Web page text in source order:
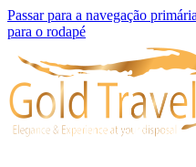
Passar para a navegação primária
para o rodapé